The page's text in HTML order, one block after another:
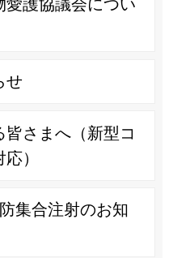
愛護協議会につい
せ
さまへ（新型コ
）
集合注射のお知